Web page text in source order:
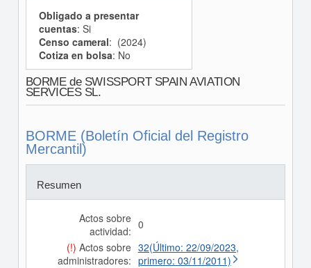
Obligado a presentar
cuentas: Si
Censo cameral: (2024)
Cotiza en bolsa: No
BORME de SWISSPORT SPAIN AVIATION
SERVICES SL.
BORME (Boletín Oficial del Registro
Mercantil)
Resumen
Actos sobre
actividad: 0
(!) Actos sobre
administradores:
32(Último: 22/09/2023,
primero: 03/11/2011)